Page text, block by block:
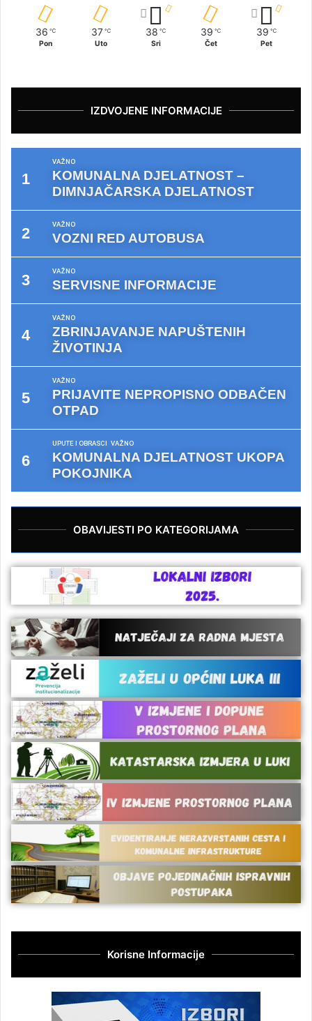
36 ℃
Pon
37 ℃
Uto
38 ℃
Sri
39 ℃
Čet
39 ℃
Pet
IZDVOJENE INFORMACIJE
VAŽNO
KOMUNALNA DJELATNOST –
DIMNJAČARSKA DJELATNOST
VAŽNO
VOZNI RED AUTOBUSA
VAŽNO
SERVISNE INFORMACIJE
VAŽNO
ZBRINJAVANJE NAPUŠTENIH
ŽIVOTINJA
VAŽNO
PRIJAVITE NEPROPISNO ODBAČEN
OTPAD
UPUTE I OBRASCI VAŽNO
KOMUNALNA DJELATNOST UKOPA
POKOJNIKA
OBAVIJESTI PO KATEGORIJAMA
Korisne Informacije